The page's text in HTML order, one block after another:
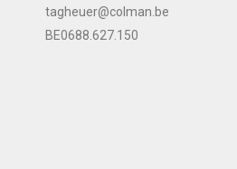
tagheuer@colman.be
BE0688.627.150